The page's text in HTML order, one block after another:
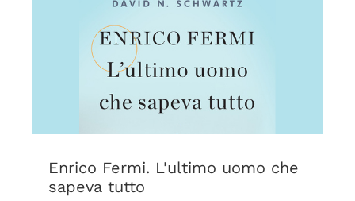
Enrico Fermi. L'ultimo uomo che
sapeva tutto